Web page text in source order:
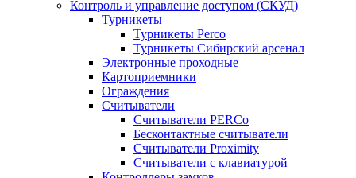
Контроль и управление доступом (СКУД)
Турникеты
Турникеты Perco
Турникеты Сибирский арсенал
Электронные проходные
Картоприемники
Ограждения
Считыватели
Считыватели PERCo
Бесконтактные считыватели
Считыватели Proximity
Считыватели с клавиатурой